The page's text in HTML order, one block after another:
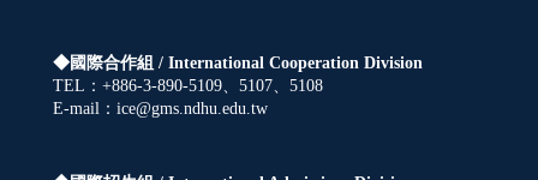
◆國際合作組 / International Cooperation Division
TEL：+886-3-890-5109、5107、5108
E-mail：ice@gms.ndhu.edu.tw